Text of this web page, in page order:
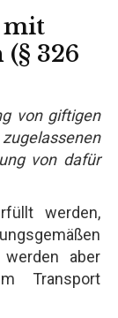
mit
326
von giftigen
von dafür
werden,
aber
Transport